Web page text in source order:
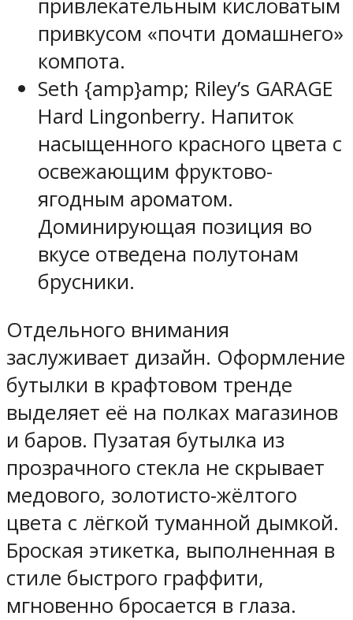
привлекательным кисловатым
привкусом «почти домашнего»
компота.
Seth {amp}amp; Riley’s GARAGE
Hard Lingonberry. Напиток
насыщенного красного цвета с
освежающим фруктово-
ягодным ароматом.
Доминирующая позиция во
вкусе отведена полутонам
брусники.
Отдельного внимания
заслуживает дизайн. Оформление
бутылки в крафтовом тренде
выделяет её на полках магазинов
и баров. Пузатая бутылка из
прозрачного стекла не скрывает
медового, золотисто-жёлтого
цвета с лёгкой туманной дымкой.
Броская этикетка, выполненная в
стиле быстрого граффити,
мгновенно бросается в глаза.